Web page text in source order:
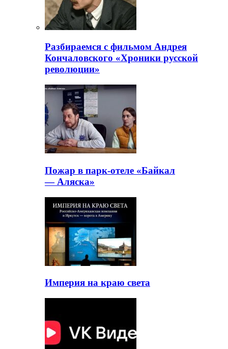
Разбираемся с фильмом Андрея
Кончаловского «Хроники русской
революции»
Пожар в парк-отеле «Байкал
— Аляска»
Империя на краю света